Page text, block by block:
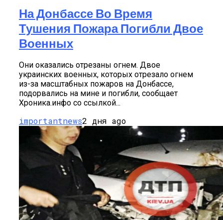
На Донбассе Во Время
Тушения Пожара Погибли Двое
Военных
Они оказались отрезаны огнем. Двое
украинских военных, которых отрезало огнем
из-за масштабных пожаров на Донбассе,
подорвались на мине и погибли, сообщает
Хроника.инфо со ссылкой...
importantnews2 дня ago